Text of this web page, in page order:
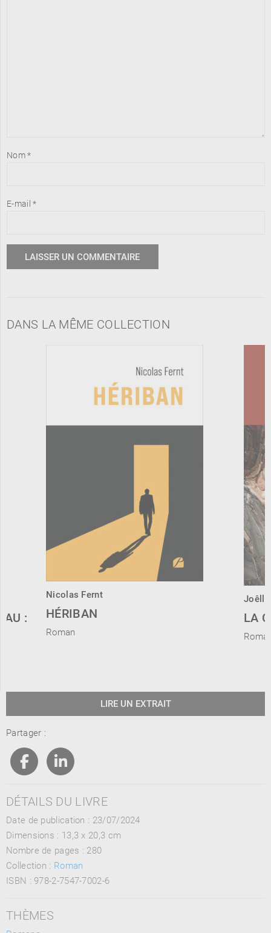
Nom*
E-mail*
DANS LA MÊME COLLECTION
:
Nicolas Fernt
HÉRIBAN
Roman
Joêlle
LA
LIRE UN EXTRAIT
Partager :
DÉTAILS DU LIVRE
Date de publication : 23/07/2024
Dimensions : 13,3 x 20,3 cm
Nombre de pages : 280
Collection : Roman
ISBN : 978-2-7547-7002-6
THÈMES